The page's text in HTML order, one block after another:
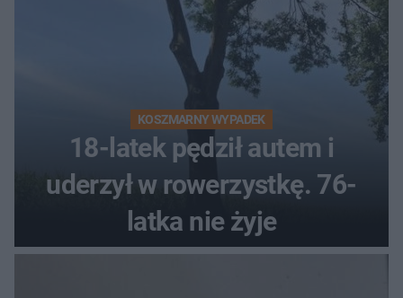
KOSZMARNY WYPADEK
18-latek pędził autem i
uderzył w rowerzystkę. 76-
latka nie żyje